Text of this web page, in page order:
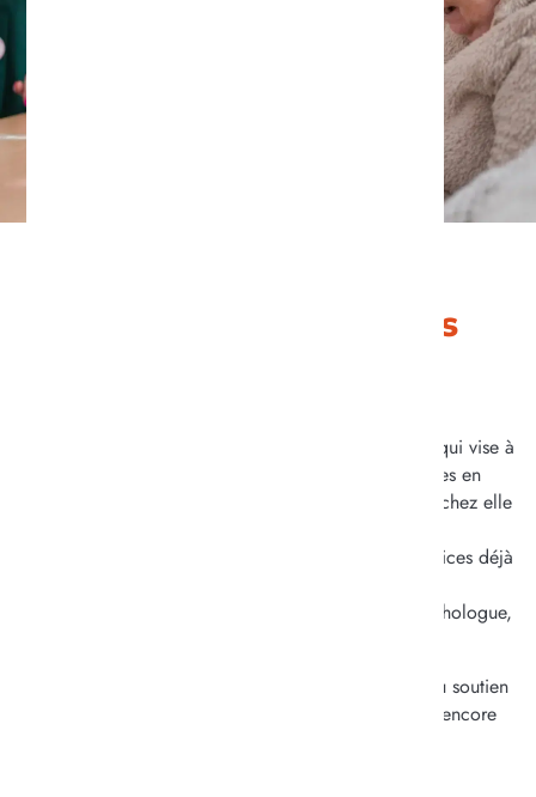
Le Centre de Ressources
Le Centre de Ressources Territorial est un dispositif qui vise à
renforcer le maintien à domicile des personnes âgées en
perte d’autonomie, afin de leur permettre de vieillir chez elle
accompagnement renforcé en complément des services déjà
pluridisciplinaire, qui travaille en lien avec des psychologue,
L’accompagnement peut inclure un suivi médical, du soutien
aux aidants, de la coordination des intervenants ou encore